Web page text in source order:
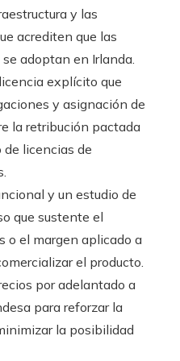
y las
acrediten que las
adoptan en Irlanda.
explícito que
y asignación de
la retribución pactada
licencias de
y un estudio de
que sustente el
o el margen aplicado a
el producto.
por adelantado a
para reforzar la
la posibilidad